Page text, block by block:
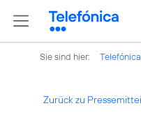
Sie sind hier:
Zurück zu